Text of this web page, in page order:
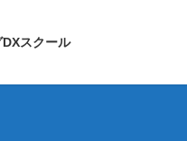
DXスクール